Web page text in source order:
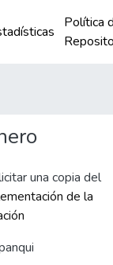
Política
una copia del
de la